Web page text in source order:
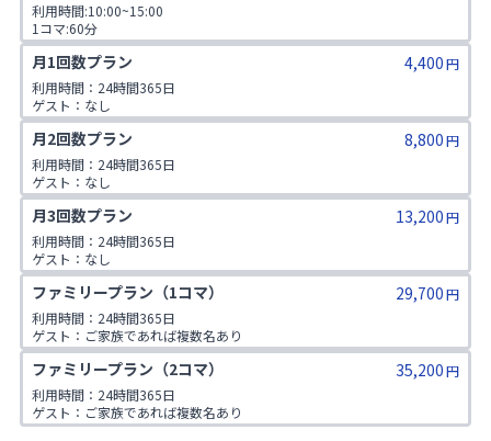
利用時間:10:00~15:00
1コマ:60分
対象年齢:60歳以上
ゲスト:無し
月1回数プラン 4,400円
利用時間：24時間365日
ゲスト：なし
月2回数プラン 8,800円
利用時間：24時間365日
ゲスト：なし
月3回数プラン 13,200円
利用時間：24時間365日
ゲスト：なし
ファミリープラン（1コマ） 29,700円
利用時間：24時間365日
ゲスト：ご家族であれば複数名あり
※ご入会時にご家族名の登録をお願いしております。二親等までのご家
族が対象です。
ファミリープラン（2コマ） 35,200円
利用時間：24時間365日
ゲスト：ご家族であれば複数名あり
※ご入会時にご家族名の登録をお願いしております。二親等までのご家